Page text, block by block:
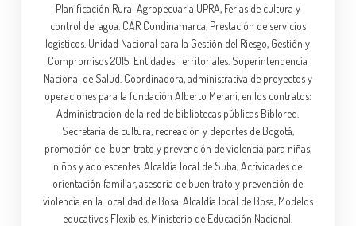
Planificación Rural Agropecuaria UPRA, Ferias de cultura y
control del agua. CAR Cundinamarca, Prestación de servicios
logísticos. Unidad Nacional para la Gestión del Riesgo, Gestión y
Compromisos 2015: Entidades Territoriales. Superintendencia
Nacional de Salud. Coordinadora, administrativa de proyectos y
operaciones para la fundación Alberto Merani, en los contratos:
Administracion de la red de bibliotecas públicas Biblored.
Secretaria de cultura, recreación y deportes de Bogotá,
promoción del buen trato y prevención de violencia para niñas,
niños y adolescentes. Alcaldía local de Suba, Actividades de
orientación familiar, asesoría de buen trato y prevención de
violencia en la localidad de Bosa. Alcaldía local de Bosa, Modelos
educativos Flexibles. Ministerio de Educación Nacional.